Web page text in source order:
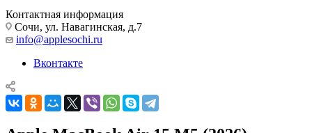
Контактная информация
Сочи, ул. Навагинская, д.7
info@applesochi.ru
Вконтакте